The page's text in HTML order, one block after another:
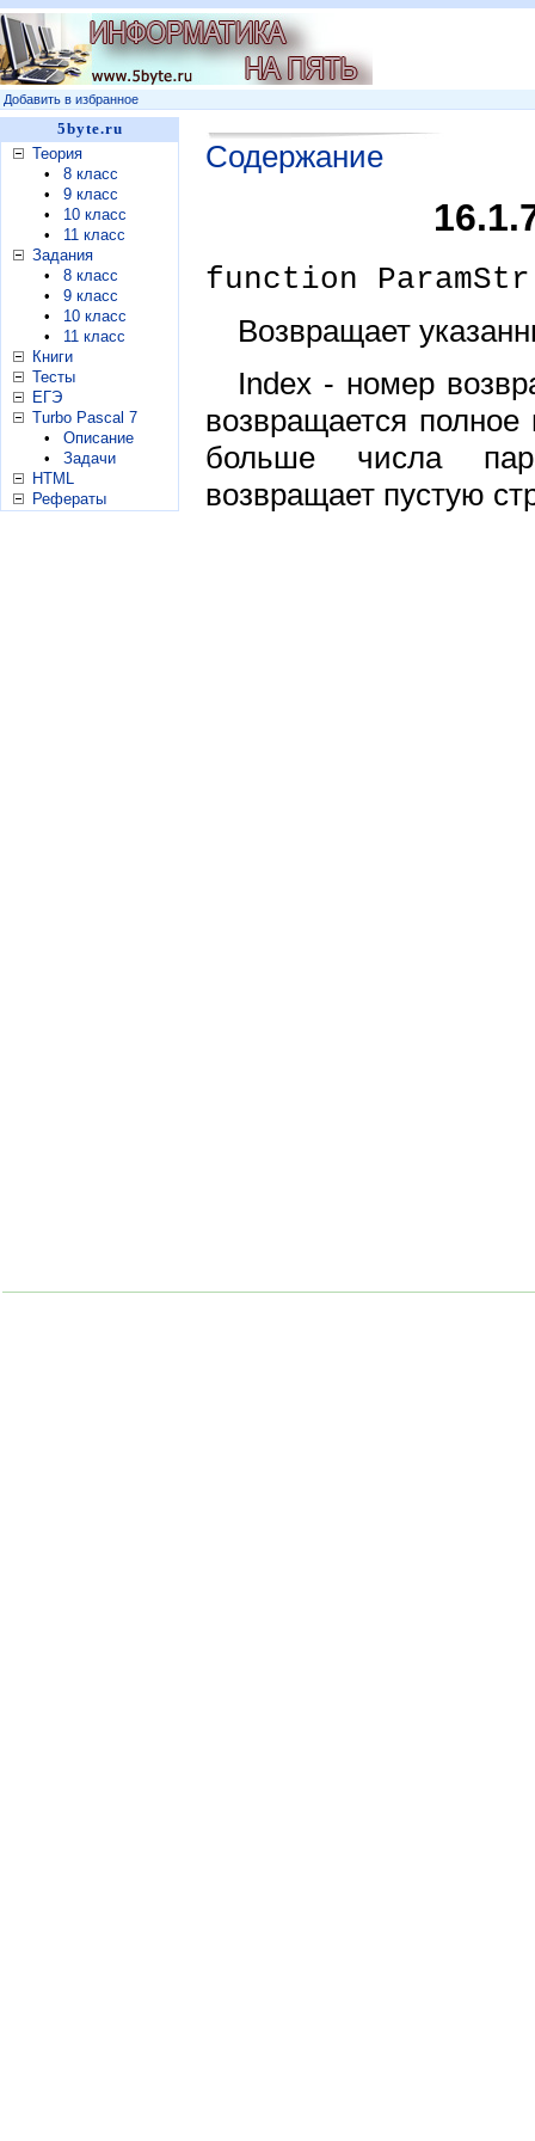
Добавить в избранное
5byte.ru
Теория
•
8 класс
•
9 класс
•
10 класс
•
11 класс
Задания
•
8 класс
•
9 класс
•
10 класс
•
11 класс
Книги
Тесты
ЕГЭ
Turbo Pascal 7
•
Описание
•
Задачи
HTML
Рефераты
Содержание
function
Возвращает
Index - номер
возвращается
больше числа
возвращает пустую